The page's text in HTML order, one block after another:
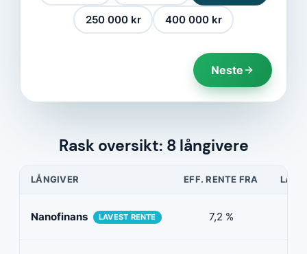
250 000 kr 400 000 kr
Neste
Rask oversikt: 8 långivere
LÅNGIVER EFF. RENTE FRA
Nanofinans LAVEST RENTE 7,2 %